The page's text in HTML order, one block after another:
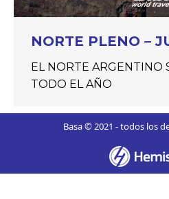
NORTE PLENO –
EL NORTE ARGENTINO
TODO EL AÑO
Basa © 2021 - todos los